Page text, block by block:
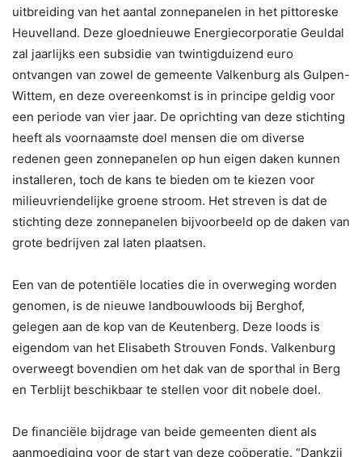
uitbreiding van het aantal zonnepanelen in het pittoreske
Heuvelland. Deze gloednieuwe Energiecorporatie Geuldal
zal jaarlijks een subsidie van twintigduizend euro
ontvangen van zowel de gemeente Valkenburg als Gulpen-
Wittem, en deze overeenkomst is in principe geldig voor
een periode van vier jaar. De oprichting van deze stichting
heeft als voornaamste doel mensen die om diverse
redenen geen zonnepanelen op hun eigen daken kunnen
installeren, toch de kans te bieden om te kiezen voor
milieuvriendelijke groene stroom. Het streven is dat de
stichting deze zonnepanelen bijvoorbeeld op de daken van
grote bedrijven zal laten plaatsen.
Een van de potentiële locaties die in overweging worden
genomen, is de nieuwe landbouwloods bij Berghof,
gelegen aan de kop van de Keutenberg. Deze loods is
eigendom van het Elisabeth Strouven Fonds. Valkenburg
overweegt bovendien om het dak van de sporthal in Berg
en Terblijt beschikbaar te stellen voor dit nobele doel.
De financiële bijdrage van beide gemeenten dient als
aanmoediging voor de start van deze coöperatie. “Dankzij